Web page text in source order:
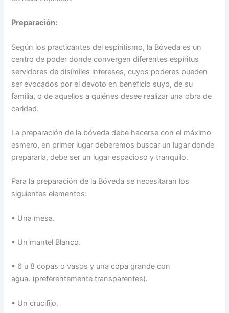
Preparación:
Según los practicantes del espiritismo, la Bóveda es un
centro de poder donde convergen diferentes espíritus
servidores de disímiles intereses, cuyos poderes pueden
ser evocados por el devoto en beneficio suyo, de su
familia, o de aquellos a quiénes desee realizar una obra de
caridad.
La preparación de la bóveda debe hacerse con el máximo
esmero, en primer lugar deberemos buscar un lugar donde
prepararla, debe ser un lugar espacioso y tranquilo.
Para la preparación de la Bóveda se necesitaran los
siguientes elementos:
• Una mesa.
• Un mantel Blanco.
• 6 u 8 copas o vasos y una copa grande con
agua. (preferentemente transparentes).
• Un crucifijo.